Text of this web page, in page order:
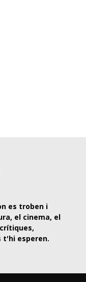
es troben i
el cinema, el
t'hi esperen.